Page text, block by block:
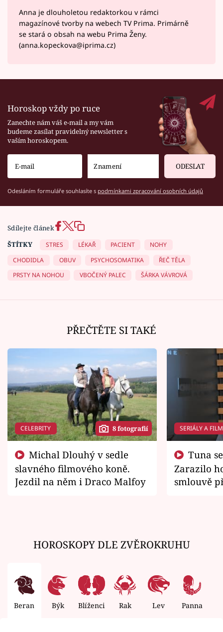
Anna je dlouholetou redaktorkou v rámci
magazínové tvorby na webech TV Prima. Primárně
se stará o obsah na webu Prima Ženy.
(anna.kopeckova@iprima.cz)
Horoskop vždy po ruce
Zanechte nám váš e-mail a my vám
budeme zasílat pravidelný newsletter s
vaším horoskopem.
ODESLAT
Odesláním formuláře souhlasíte s podmínkami zpracování osobních údajů
Sdílejte článek
ŠTÍTKY
STRES LÉKAŘ PACIENT
NOHY
CHODIDLA
OBUV PSYCHOSOMATIKA
ŘEČ TĚLA
PRSTY NA NOHOU
VBOČENÝ PALEC ŠÁRKA VÁVROVÁ
PŘEČTĚTE SI TAKÉ
CELEBRITY 8 fotografií
slavného filmového koně.
Jezdil na něm i Draco Malfoy
SERIÁLY A
Zarazilo
smlouvě
HOROSKOPY DLE ZVĚROKRUHU
Beran Býk Blíženci Rak Lev Panna